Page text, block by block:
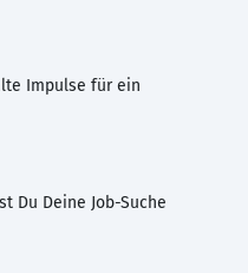
Impulse für ein
Du Deine Job-Suche